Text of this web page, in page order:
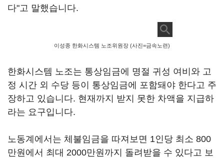
다"고 말했습니다.
이성종 한화시스템 노조위원장 (사진=금속노련)
한화시스템 노조는 통상임금에 명절 귀성 여비와 고
정 시간 외 수당 등이 통상임금에 포함돼야 한다고 주
장하고 있습니다. 현재까지 받지 못한 차액을 지급하
라는 요구입니다.
노동계에서는 체불임금을 따져보면 1인당 최소 800
만원에서 최대 2000만원까지 돌려받을 수 있다고 보